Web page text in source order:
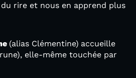
rire et nous en apprend plus
(alias Clémentine) accueille
elle-même touchée par